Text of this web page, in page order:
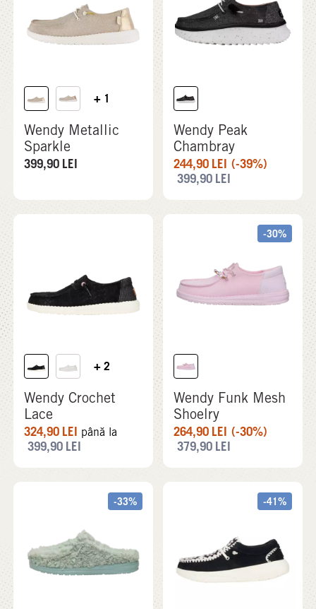
+ 1
Wendy Metallic
Sparkle
399,90 LEI
Wendy Peak
Chambray
244,90 LEI (-39%)
399,90 LEI
+ 2
Wendy Crochet
Lace
324,90 LEI până la
399,90 LEI
-30%
Wendy Funk Mesh
Shoelry
264,90 LEI (-30%)
379,90 LEI
-33% -41%